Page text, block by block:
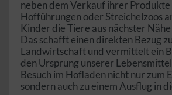
neben dem Verkauf ihrer Produkte
Hofführungen oder Streichelzoos
Kinder die Tiere aus nächster
Das schafft einen direkten Bezug
Landwirtschaft und vermittelt ein
den Ursprung unserer
Besuch im Hofladen nicht nur zum
sondern auch zu einem Ausflug in